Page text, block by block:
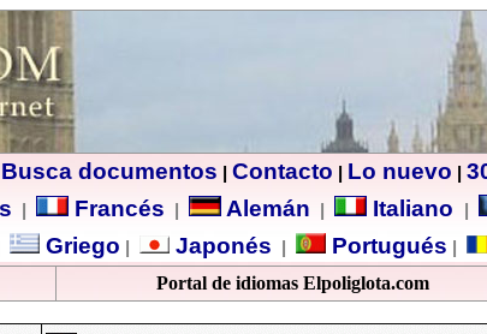
Busca documentos Contacto Lo nuevo
Francés Alemán Italiano
Griego Japonés Portugués
Portal de idiomas Elpoliglota.com